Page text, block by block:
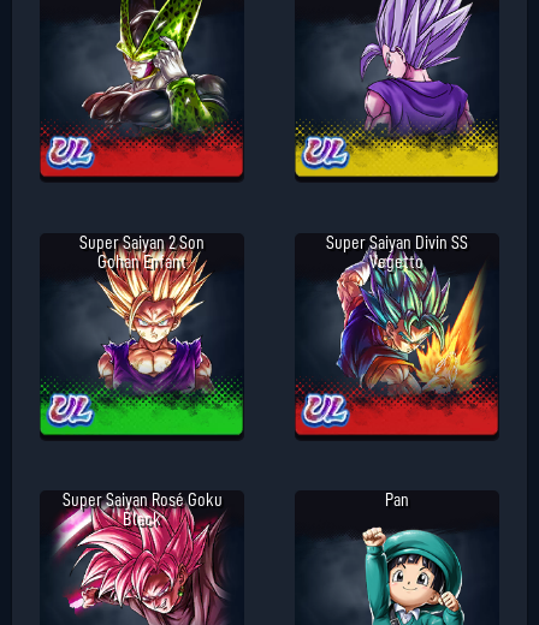
Super Saiyan 2 Son
Gohan Enfant
Super Saiyan Divin SS
Vegetto
Super Saiyan Rosé Goku
Black
Pan